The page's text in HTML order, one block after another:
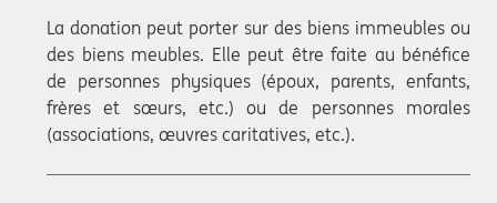
La donation peut porter sur des biens immeubles ou
des biens meubles. Elle peut être faite au bénéfice
de personnes physiques (époux, parents, enfants,
frères et sœurs, etc.) ou de personnes morales
(associations, œuvres caritatives, etc.).